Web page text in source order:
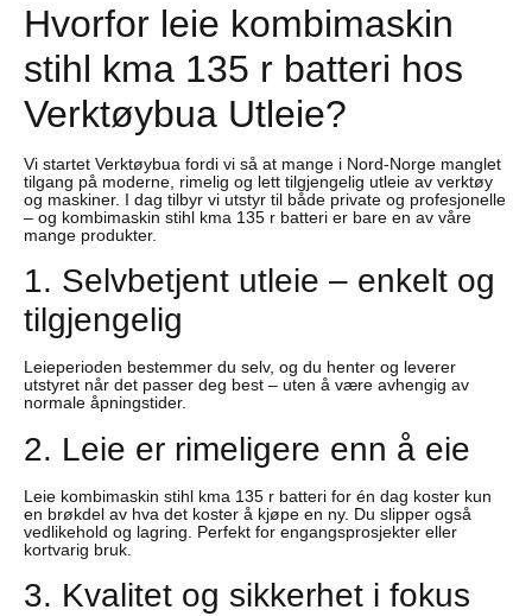
Hvorfor leie kombimaskin
stihl kma 135 r batteri hos
Verktøybua Utleie?
Vi startet Verktøybua fordi vi så at mange i Nord-Norge manglet
tilgang på moderne, rimelig og lett tilgjengelig utleie av verktøy
og maskiner. I dag tilbyr vi utstyr til både private og profesjonelle
– og kombimaskin stihl kma 135 r batteri er bare en av våre
mange produkter.
1. Selvbetjent utleie – enkelt og
tilgjengelig
Leieperioden bestemmer du selv, og du henter og leverer
utstyret når det passer deg best – uten å være avhengig av
normale åpningstider.
2. Leie er rimeligere enn å eie
Leie kombimaskin stihl kma 135 r batteri for én dag koster kun
en brøkdel av hva det koster å kjøpe en ny. Du slipper også
vedlikehold og lagring. Perfekt for engangsprosjekter eller
kortvarig bruk.
3. Kvalitet og sikkerhet i fokus